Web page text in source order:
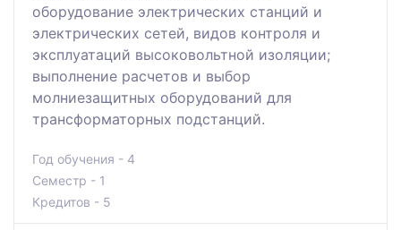
оборудование электрических станций и
электрических сетей, видов контроля и
эксплуатаций высоковольтной изоляции;
выполнение расчетов и выбор
молниезащитных оборудований для
трансформаторных подстанций.
Год обучения - 4
Семестр - 1
Кредитов - 5